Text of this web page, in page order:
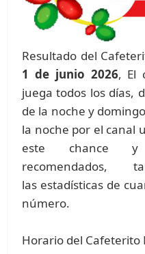
Resultado del
1 de junio 2026, El
juega todos los días,
de la noche y
la noche por el canal
este chance y
recomendados,
las estadísticas de
número.
Horario del Cafeterito